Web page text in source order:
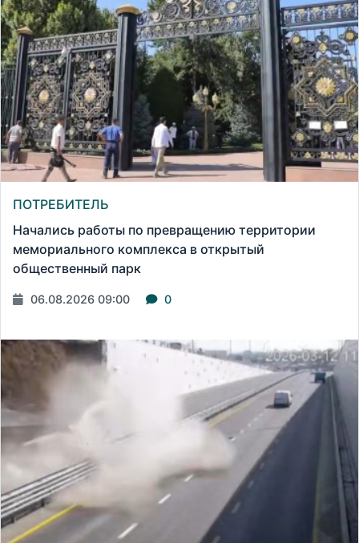
ПОТРЕБИТЕЛЬ
Начались работы по превращению территории
мемориального комплекса в открытый
общественный парк
06.08.2026 09:00 0